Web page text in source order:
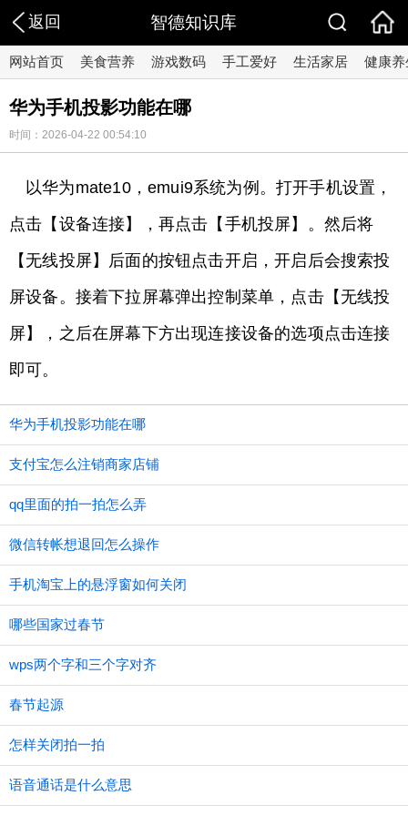
返回 智德知识库
网站首页 美食营养 游戏数码 手工爱好 生活家居 健康养
华为手机投影功能在哪
时间：2026-04-22 00:54:10
以华为mate10，emui9系统为例。打开手机设置，
点击【设备连接】，再点击【手机投屏】。然后将
【无线投屏】后面的按钮点击开启，开启后会搜索投
屏设备。接着下拉屏幕弹出控制菜单，点击【无线投
屏】，之后在屏幕下方出现连接设备的选项点击连接
即可。
华为手机投影功能在哪
支付宝怎么注销商家店铺
qq里面的拍一拍怎么弄
微信转帐想退回怎么操作
手机淘宝上的悬浮窗如何关闭
哪些国家过春节
wps两个字和三个字对齐
春节起源
怎样关闭拍一拍
语音通话是什么意思